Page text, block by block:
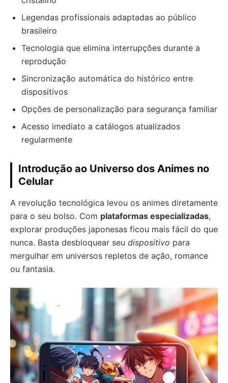
Legendas profissionais adaptadas ao público
brasileiro
Tecnologia que elimina interrupções durante a
reprodução
Sincronização automática do histórico entre
dispositivos
Opções de personalização para segurança familiar
Acesso imediato a catálogos atualizados
regularmente
Introdução ao Universo dos Animes no
Celular
A revolução tecnológica levou os animes diretamente
para o seu bolso. Com plataformas especializadas,
explorar produções japonesas ficou mais fácil do que
nunca. Basta desbloquear seu dispositivo para
mergulhar em universos repletos de ação, romance
ou fantasia.